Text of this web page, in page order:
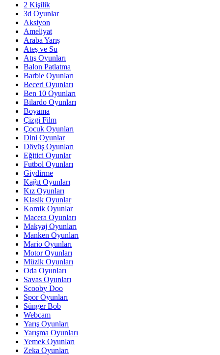
2 Kişilik
3d Oyunlar
Aksiyon
Ameliyat
Araba Yarış
Ateş ve Su
Atış Oyunları
Balon Patlatma
Barbie Oyunları
Beceri Oyunları
Ben 10 Oyunları
Bilardo Oyunları
Boyama
Çizgi Film
Çocuk Oyunları
Dini Oyunlar
Dövüş Oyunları
Eğitici Oyunlar
Futbol Oyunları
Giydirme
Kağıt Oyunları
Kız Oyunları
Klasik Oyunlar
Komik Oyunlar
Macera Oyunları
Makyaj Oyunları
Manken Oyunları
Mario Oyunları
Motor Oyunları
Müzik Oyunları
Oda Oyunları
Savas Oyunları
Scooby Doo
Spor Oyunları
Sünger Bob
Webcam
Yarış Oyunları
Yarışma Oyunları
Yemek Oyunları
Zeka Oyunları